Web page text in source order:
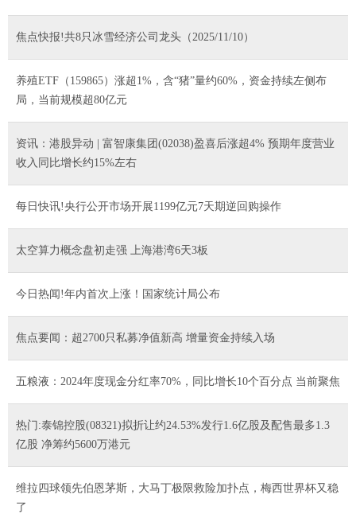
焦点快报!共8只冰雪经济公司龙头（2025/11/10）
养殖ETF（159865）涨超1%，含“猪”量约60%，资金持续左侧布
局，当前规模超80亿元
资讯：港股异动 | 富智康集团(02038)盈喜后涨超4% 预期年度营业
收入同比增长约15%左右
每日快讯!央行公开市场开展1199亿元7天期逆回购操作
太空算力概念盘初走强 上海港湾6天3板
今日热闻!年内首次上涨！国家统计局公布
焦点要闻：超2700只私募净值新高 增量资金持续入场
五粮液：2024年度现金分红率70%，同比增长10个百分点 当前聚焦
热门:泰锦控股(08321)拟折让约24.53%发行1.6亿股及配售最多1.3
亿股 净筹约5600万港元
维拉四球领先伯恩茅斯，大马丁极限救险加扑点，梅西世界杯又稳
了